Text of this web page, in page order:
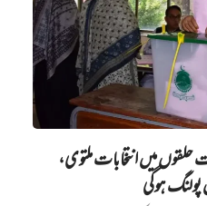
میں انتخابات ملتوی،
ہوگی